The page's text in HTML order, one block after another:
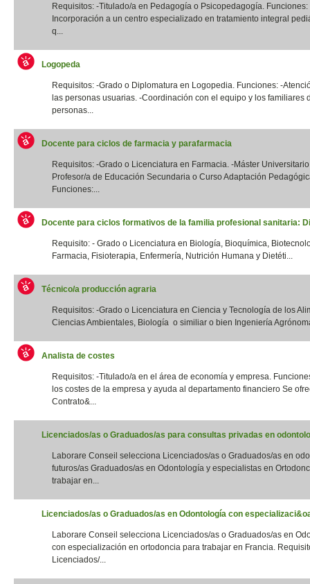
Requisitos: -Titulado/a en Pedagogía o Psicopedagogía. Funciones:
Incorporación a un centro especializado en tratamiento integral
q...
Logopeda
Requisitos: -Grado o Diplomatura en Logopedia. Funciones: -
las personas usuarias. -Coordinación con el equipo y los familiares
personas...
Docente para ciclos de farmacia y parafarmacia
Requisitos: -Grado o Licenciatura en Farmacia. -Máster
Profesor/a de Educación Secundaria o Curso Adaptación
Funciones:...
Docente para ciclos formativos de la familia profesional sanitaria:
Requisito: - Grado o Licenciatura en Biología, Bioquímica,
Farmacia, Fisioterapia, Enfermería, Nutrición Humana y Dietéti...
Técnico/a producción agraria
Requisitos: -Grado o Licenciatura en Ciencia y Tecnología de los
Ciencias Ambientales, Biología o similiar o bien Ingeniería
Analista de costes
Requisitos: -Titulado/a en el área de economía y empresa.
los costes de la empresa y ayuda al departamento financiero Se
Contrato&...
Licenciados/as o Graduados/as para consultas privadas en
Laborare Conseil selecciona Licenciados/as o Graduados/as en
futuros/as Graduados/as en Odontología y especialistas en
trabajar en...
Licenciados/as o Graduados/as en Odontología con
Laborare Conseil selecciona Licenciados/as o Graduados/as en
con especialización en ortodoncia para trabajar en Francia.
Licenciados/...